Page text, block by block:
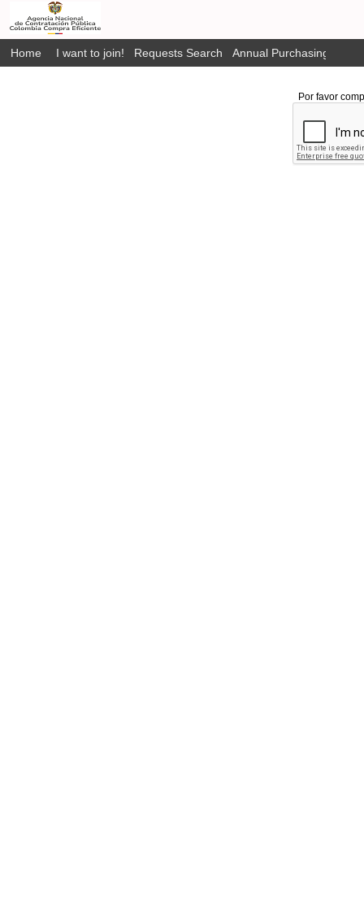
Home I want to join! Requests Search Annual Purchasing Plan
Por favor